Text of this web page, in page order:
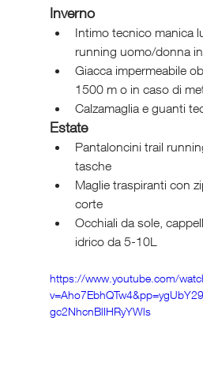
Inverno
Intimo tecnico manica
running uomo/donna
Giacca impermeabile
1500 m o in caso di
Calzamaglia e guanti
Estate
Pantaloncini trail
tasche
Maglie traspiranti con
corte
Occhiali da sole,
idrico da 5-10L
https://www.youtube.com/
gc2NhcnBlIHRyYWls